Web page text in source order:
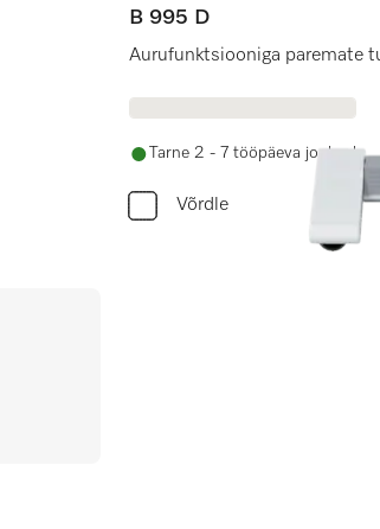
B 995 D
Aurufunktsiooniga paremate
Tarne 2 - 7 tööpäeva jooksul
Võrdle